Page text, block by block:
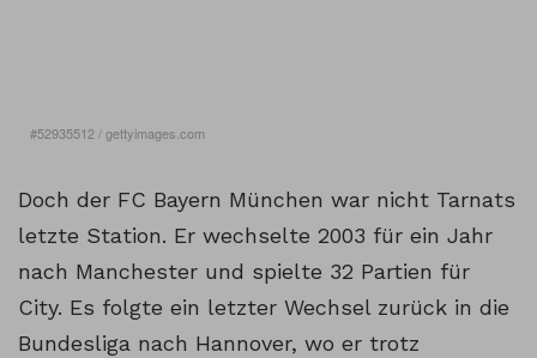
Button unten. Bitte beachten Sie, dass dabei Daten an
Drittanbieter weitergegeben werden.
Inhalt entsperren
Weitere Informationen
#52935512/gettyimages.com
Doch der FC Bayern München war nicht Tarnats
letzte Station. Er wechselte 2003 für ein Jahr
nach Manchester und spielte 32 Partien für
City. Es folgte ein letzter Wechsel zurück in die
Bundesliga nach Hannover, wo er trotz